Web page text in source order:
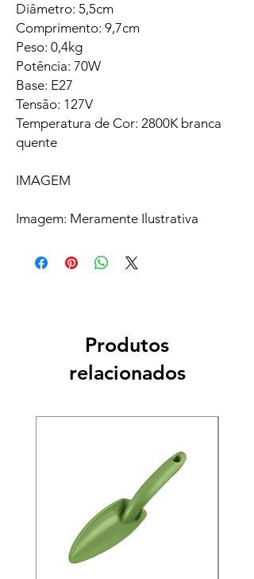
Diâmetro: 5,5cm
Comprimento: 9,7cm
Peso: 0,4kg
Potência: 70W
Base: E27
Tensão: 127V
Temperatura de Cor: 2800K branca
quente
IMAGEM
Imagem: Meramente Ilustrativa
Produtos
relacionados